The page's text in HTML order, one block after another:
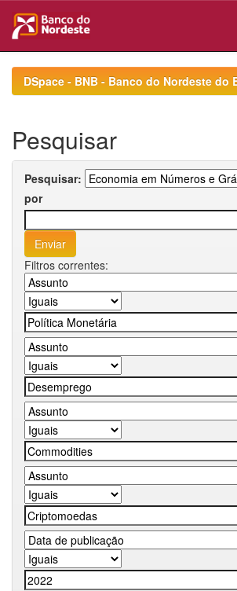
navigationDSpace - BNB - Banco do Nordeste do
Pesquisar
Pesquisar:
por
Filtros correntes: